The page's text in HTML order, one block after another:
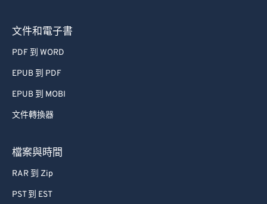
文件和電子書
PDF 到 WORD
EPUB 到 PDF
EPUB 到 MOBI
文件轉換器
檔案與時間
RAR 到 Zip
PST 到 EST